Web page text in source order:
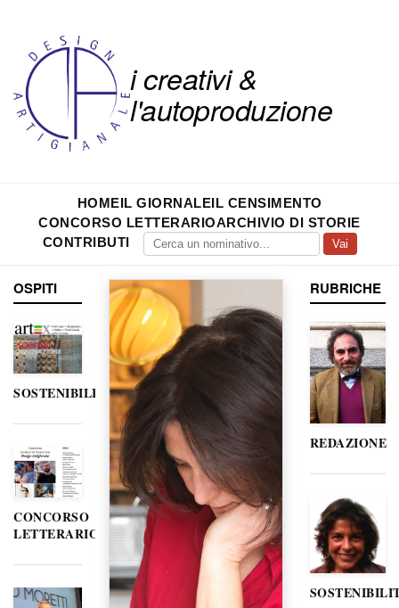
i creativi &
l'autoproduzione
HOMEIL GIORNALEIL CENSIMENTO
CONCORSO LETTERARIOARCHIVIO DI STORIE
CONTRIBUTI
Vai
OSPITI
SOSTENIBILITÀ
CONCORSO
LETTERARIO
RUBRICHE
REDAZIONE